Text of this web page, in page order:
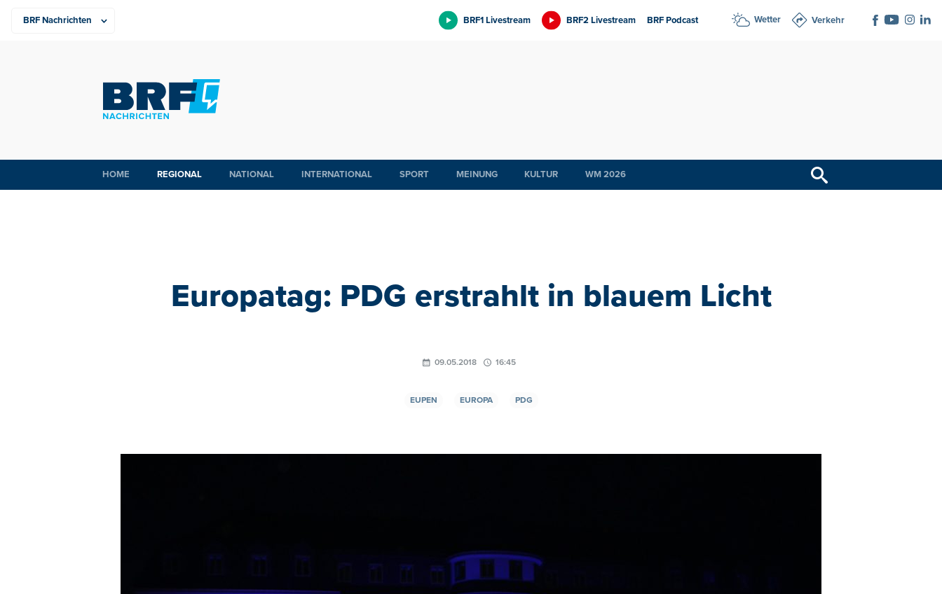
BRF1 Livestream BRF2 Livestream BRF Podcast Wetter Verkehr
HOME REGIONAL NATIONAL INTERNATIONAL SPORT MEINUNG KULTUR WM 2026
Europatag: PDG erstrahlt in blauem Licht
09.05.2018 16:45
EUPEN EUROPA PDG